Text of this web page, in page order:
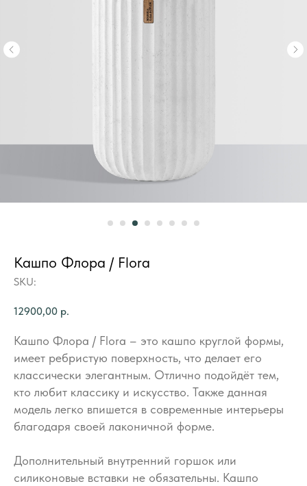
Кашпо Флора / Flora
SKU:
12900,00 р.
Кашпо Флора / Flora – это кашпо круглой формы,
имеет ребристую поверхность, что делает его
классически элегантным. Отлично подойдёт тем,
кто любит классику и искусство. Также данная
модель легко впишется в современные интерьеры
благодаря своей лаконичной форме.
Дополнительный внутренний горшок или
силиконовые вставки не обязательны. Кашпо